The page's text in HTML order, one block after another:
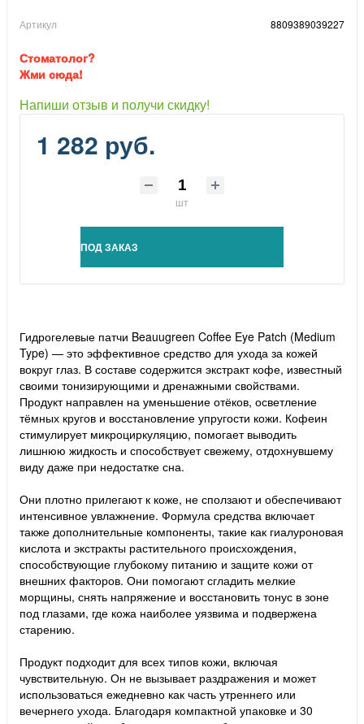
Артикул 8809389039227
Стоматолог?
Жми сюда!
Напиши отзыв и получи скидку!
1 282 руб.
шт
ПОД ЗАКАЗ
Гидрогелевые патчи Beauugreen Coffee Eye Patch (Medium
Type) — это эффективное средство для ухода за кожей
вокруг глаз. В составе содержится экстракт кофе, известный
своими тонизирующими и дренажными свойствами.
Продукт направлен на уменьшение отёков, осветление
тёмных кругов и восстановление упругости кожи. Кофеин
стимулирует микроциркуляцию, помогает выводить
лишнюю жидкость и способствует свежему, отдохнувшему
виду даже при недостатке сна.
Они плотно прилегают к коже, не сползают и обеспечивают
интенсивное увлажнение. Формула средства включает
также дополнительные компоненты, такие как гиалуроновая
кислота и экстракты растительного происхождения,
способствующие глубокому питанию и защите кожи от
внешних факторов. Они помогают сгладить мелкие
морщины, снять напряжение и восстановить тонус в зоне
под глазами, где кожа наиболее уязвима и подвержена
старению.
Продукт подходит для всех типов кожи, включая
чувствительную. Он не вызывает раздражения и может
использоваться ежедневно как часть утреннего или
вечернего ухода. Благодаря компактной упаковке и 30